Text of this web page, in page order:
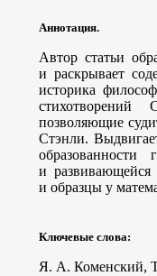
Аннотация.
Автор статьи
и раскрывает
историка
стихотворений
позволяющие
Стэнли.
образованности
и развивающейся
и образцы у
Ключевые слова:
Я. А. Коменский,